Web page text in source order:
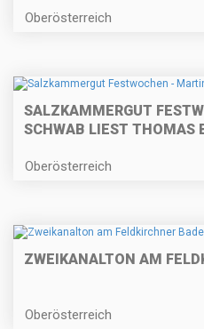
Oberösterreich
SALZKAMMERGUT
SCHWAB LIEST THOMAS
Oberösterreich
ZWEIKANALTON AM
Oberösterreich